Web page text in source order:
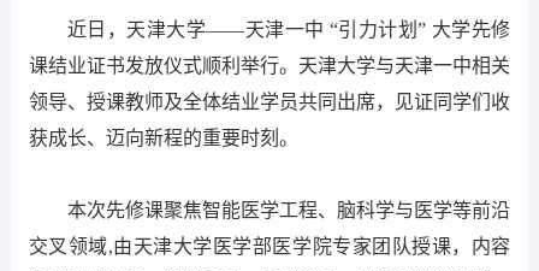
近日，天津大学——天津一中 “引力计划” 大学先修
课结业证书发放仪式顺利举行。天津大学与天津一中相关
领导、授课教师及全体结业学员共同出席，见证同学们收
获成长、迈向新程的重要时刻。
本次先修课聚焦智能医学工程、脑科学与医学等前沿
交叉领域,由天津大学医学部医学院专家团队授课，内容